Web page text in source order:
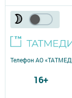
Телефон АО
16+